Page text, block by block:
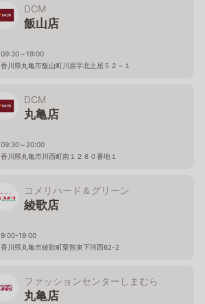
DCM
飯山店
09:30～19:00
香川県丸亀市飯山町川原字北土居５２－１
DCM
丸亀店
09:30～20:00
香川県丸亀市川西町南１２８０番地１
コメリハード＆グリーン
綾歌店
9:00-19:00
香川県丸亀市綾歌町栗熊東下河西62-2
ファッションセンターしまむら
丸亀店